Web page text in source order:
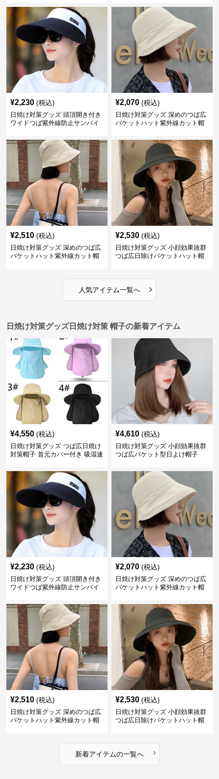
¥2,230 (税込)
日焼け対策グッズ 頭頂開き付き
ワイドつば紫外線防止サンバイ
¥2,070 (税込)
日焼け対策グッズ 深めのつば広
バケットハット紫外線カット帽
¥2,510 (税込)
日焼け対策グッズ 深めのつば広
バケットハット紫外線カット帽
¥2,530 (税込)
日焼け対策グッズ 小顔効果抜群
つば広日除けバケットハット帽
人気アイテム一覧へ ›
日焼け対策グッズ日焼け対策 帽子の新着アイテム
¥4,550 (税込)
日焼け対策グッズ つば広日焼け
対策帽子 首元カバー付き 吸湿速
¥4,610 (税込)
日焼け対策グッズ 小顔効果抜群
つば広バケット型日よけ帽子
¥2,230 (税込)
日焼け対策グッズ 頭頂開き付き
ワイドつば紫外線防止サンバイ
¥2,070 (税込)
日焼け対策グッズ 深めのつば広
バケットハット紫外線カット帽
¥2,510 (税込)
日焼け対策グッズ 深めのつば広
バケットハット紫外線カット帽
¥2,530 (税込)
日焼け対策グッズ 小顔効果抜群
つば広日除けバケットハット帽
新着アイテムの一覧へ ›